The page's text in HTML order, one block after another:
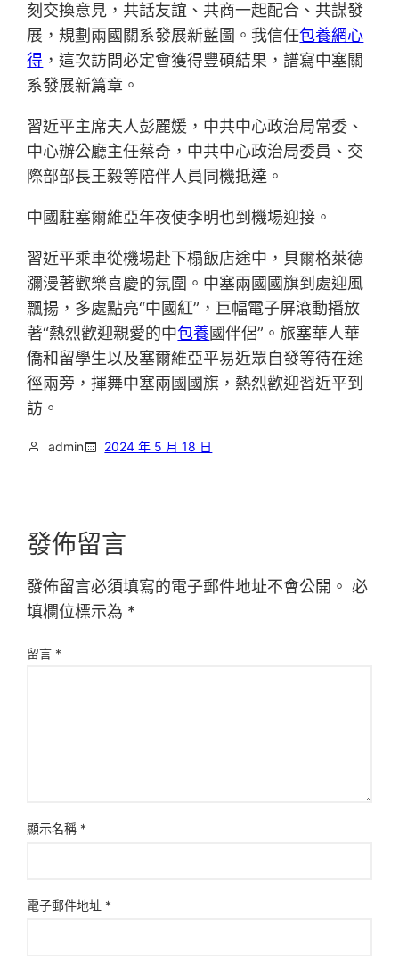
刻交換意見，共話友誼、共商一起配合、共謀發
展，規劃兩國關系發展新藍圖。我信任包養網心
得 ，這次訪問必定會獲得豐碩結果，譜寫中塞關
系發展新篇章。
習近平主席夫人彭麗媛，中共中心政治局常委、
中心辦公廳主任蔡奇，中共中心政治局委員、交
際部部長王毅等陪伴人員同機抵達。
中國駐塞爾維亞年夜使李明也到機場迎接。
習近平乘車從機場赴下榻飯店途中，貝爾格萊德
瀰漫著歡樂喜慶的氛圍。中塞兩國國旗到處迎風
飄揚，多處點亮“中國紅”，巨幅電子屏滾動播放
著“熱烈歡迎親愛的中包養國伴侶”。旅塞華人華
僑和留學生以及塞爾維亞平易近眾自發等待在途
徑兩旁，揮舞中塞兩國國旗，熱烈歡迎習近平到
訪。
admin 2024 年 5 月 18 日
發佈留言
發佈留言必須填寫的電子郵件地址不會公開。 必
填欄位標示為 *
留言 *
顯示名稱 *
電子郵件地址 *